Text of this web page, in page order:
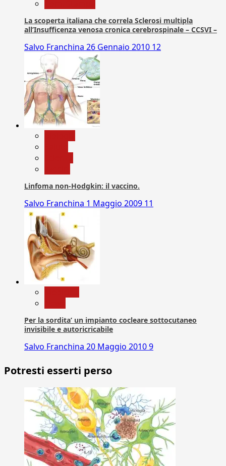
La scoperta italiana che correla Sclerosi multipla
all’Insufficenza venosa cronica cerebrospinale – CCSVI –
Salvo Franchina 26 Gennaio 2010 12
Linfoma non-Hodgkin: il vaccino.
Salvo Franchina 1 Maggio 2009 11
Per la sordita’ un impianto cocleare sottocutaneo
invisibile e autoricricabile
Salvo Franchina 20 Maggio 20109
Potresti esserti perso